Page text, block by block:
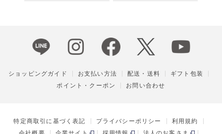
ショッピングガイド お支払い方法 配送・送料
ギフト包装
ポイント・クーポン
お問い合わせ
特定商取引に基づく表記 プライバシーポリシー
利用規約